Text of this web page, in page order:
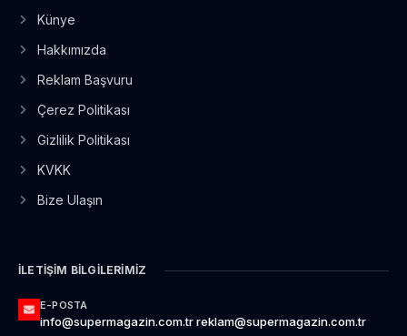
Künye
Hakkımızda
Reklam Başvuru
Çerez Politikası
Gizlilik Politikası
KVKK
Bize Ulaşın
İLETIŞIM BILGILERIMIZ
E-POSTA
info@supermagazin.com.tr reklam@supermagazin.com.tr